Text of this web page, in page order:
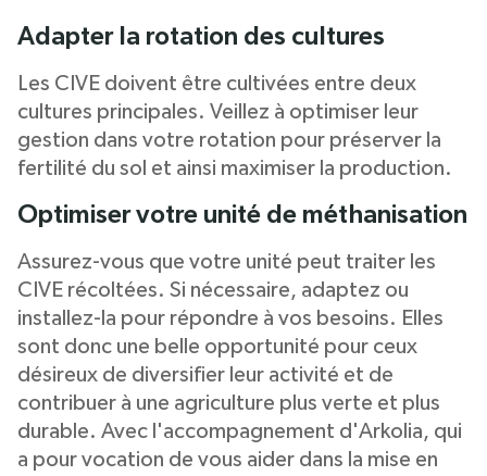
Adapter la rotation des cultures
Les CIVE doivent être cultivées entre deux
cultures principales. Veillez à optimiser leur
gestion dans votre rotation pour préserver la
fertilité du sol et ainsi maximiser la production.
Optimiser votre unité de méthanisation
Assurez-vous que votre unité peut traiter les
CIVE récoltées. Si nécessaire, adaptez ou
installez-la pour répondre à vos besoins. Elles
sont donc une belle opportunité pour ceux
désireux de diversifier leur activité et de
contribuer à une agriculture plus verte et plus
durable. Avec l'accompagnement d'Arkolia, qui
a pour vocation de vous aider dans la mise en